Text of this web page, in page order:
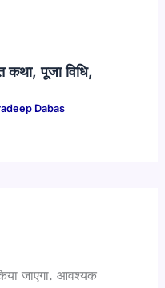
पूजा विधि,
Dabas
जाएगा. आवश्यक